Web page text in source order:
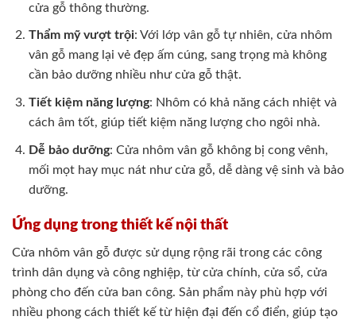
cửa gỗ thông thường.
Thẩm mỹ vượt trội: Với lớp vân gỗ tự nhiên, cửa nhôm
vân gỗ mang lại vẻ đẹp ấm cúng, sang trọng mà không
cần bảo dưỡng nhiều như cửa gỗ thật.
Tiết kiệm năng lượng: Nhôm có khả năng cách nhiệt và
cách âm tốt, giúp tiết kiệm năng lượng cho ngôi nhà.
Dễ bảo dưỡng: Cửa nhôm vân gỗ không bị cong vênh,
mối mọt hay mục nát như cửa gỗ, dễ dàng vệ sinh và bảo
dưỡng.
Ứng dụng trong thiết kế nội thất
Cửa nhôm vân gỗ được sử dụng rộng rãi trong các công
trình dân dụng và công nghiệp, từ cửa chính, cửa sổ, cửa
phòng cho đến cửa ban công. Sản phẩm này phù hợp với
nhiều phong cách thiết kế từ hiện đại đến cổ điển, giúp tạo